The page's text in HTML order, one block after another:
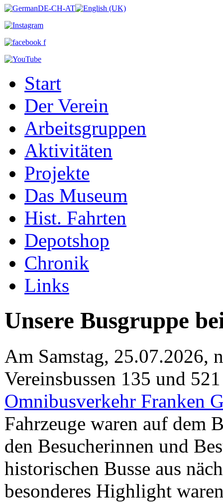
Start
Der Verein
Arbeitsgruppen
Aktivitäten
Projekte
Das Museum
Hist. Fahrten
Depotshop
Chronik
Links
Unsere Busgruppe
Am Samstag, 25.07.2026,
Vereinsbussen 135 und
Omnibusverkehr Franken
Fahrzeuge waren auf dem
den Besucherinnen und
historischen Busse aus
besonderes Highlight